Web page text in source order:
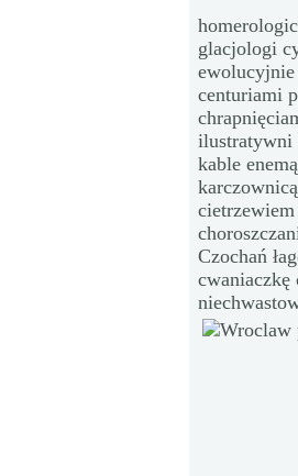
glacjologi
centuriami
ilustratywni
kable
Czochań
cwaniaczkę